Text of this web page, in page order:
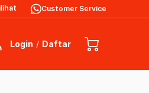
Customer Service
Login / Daftar